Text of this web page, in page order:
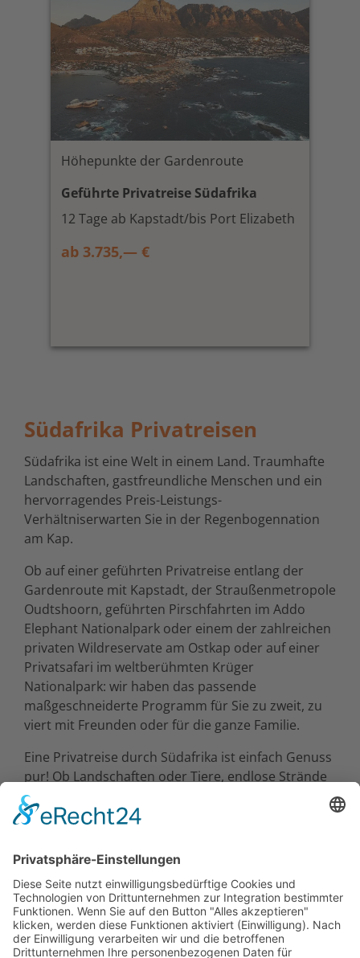
Höhepunkte der Gardenroute
Geführte Privatreise Südafrika
12 Tage ab Kapstadt/bis Port Elizabeth
ab 3.735,— €
Südafrika Privatreisen
Südafrika ist eine Welt in einem Land. Traumhafte
Landschaften, gastfreundliche Menschen und ein
hervorragendes Preis-Leistungs-
Verhältniserwarten Sie in der Regenbogennation
am Kap.
Ob auf einer geführten Privatreise entlang der
Gardenroute mit Kapstadt, der Straußenmetropole
Oudtshoorn, geführten Pirschfahrten im Addo
Elephant Nationalpark oder einem der zahlreichen
privaten Wildreservate am Ostkap oder auf einer
Privatsafari im weltberühmten Krüger
Nationalpark: wir haben das passende
maßgeschneiderte Programm für Sie zu zweit, zu
viert mit Freunden oder für die ganze Familie.
Eine Privatreise durch Südafrika ist einfach Genuss
pur! Ob Landschaften oder Tiere, endlose Strände
oder pulsierende Metropolen, Südafrika hat von
allem etwas zu bieten. Das Land hat seine Stärken
und ist Vorreiter und weltweiter Marktführer im
nachhaltigen Tourismus.
Nicht das passende Reiseangebot gefunden? Dann
stöbern Sie durch unsereGruppenreisen in
Südafrikaoder entdecken Sie mit unseren